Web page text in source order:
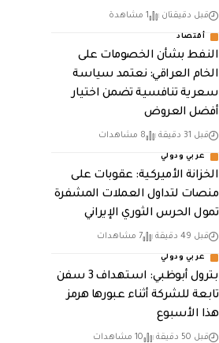
قبل دقيقتان 1 مشاهدة
أقتصاد
النفط بشأن الخصومات على
الخام العراقي: نعتمد سياسة
سعرية تنافسية تضمن اختيار
أفضل العروض
قبل 31 دقيقة 8 مشاهدات
عربي ودولي
الخزانة الأميركية: عقوبات على
منصات لتداول العملات المشفرة
تمول الحرس الثوري الإيراني
قبل 49 دقيقة 7 مشاهدات
عربي ودولي
بترول أبوظبي: استهداف 3 سفن
تابعة للشركة أثناء عبورها هرمز
هذا الأسبوع
قبل 50 دقيقة 10 مشاهدات